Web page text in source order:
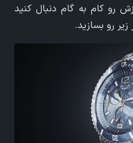
رو کام به گام دنبال کنید
رو بسازید.